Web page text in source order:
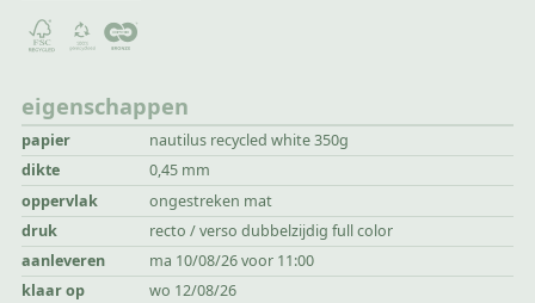
eigenschappen
papier
nautilus recycled white 350g
dikte
0,45 mm
oppervlak
ongestreken mat
druk
recto / verso dubbelzijdig full color
aanleveren
ma 10/08/26 voor 11:00
klaar op
wo 12/08/26